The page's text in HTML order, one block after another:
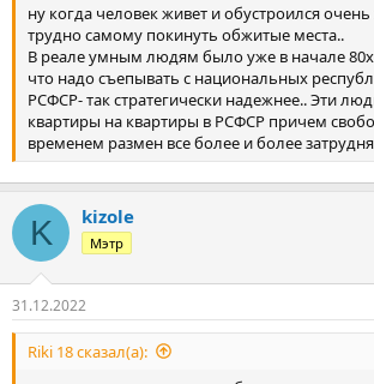
ну когда человек живет и обустроился
трудно самому покинуть обжитые места..
В реале умным людям было уже в начале
что надо съепывать с национальных
РСФСР- так стратегически надежнее.. Эти
квартиры на квартиры в РСФСР причем
временем размен все более и более
K kizole
Мэтр
31.12.2022
Riki 18 сказал(а):